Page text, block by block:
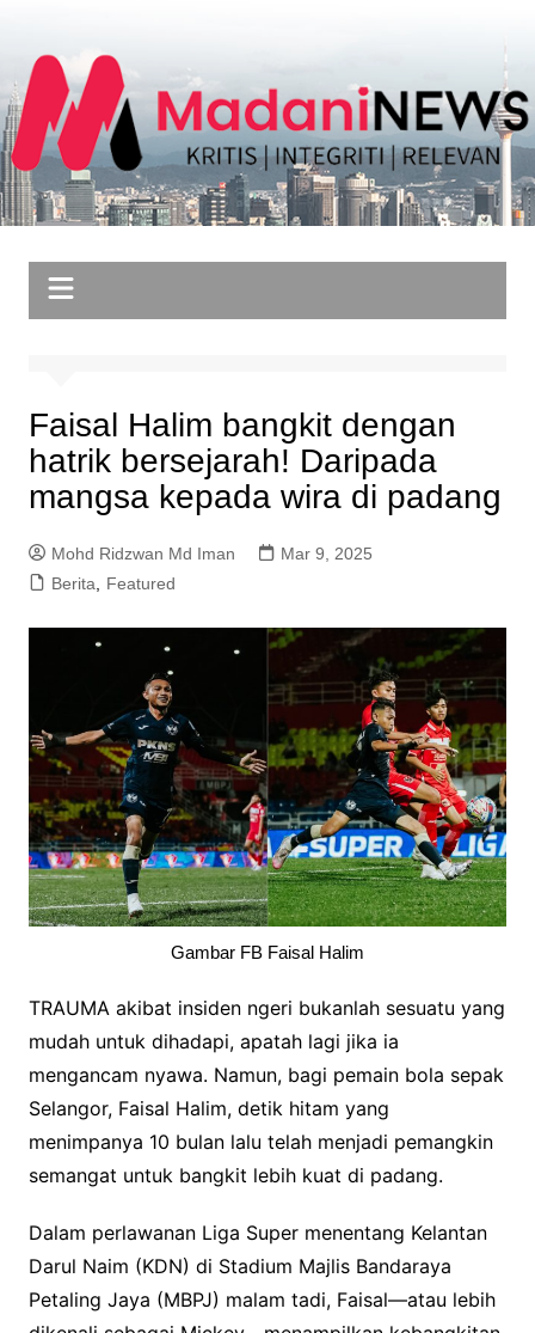
content
Faisal Halim bangkit dengan
hatrik bersejarah! Daripada
mangsa kepada wira di padang
Mohd Ridzwan Md Iman
Mar 9, 2025
Berita, Featured
Gambar FB Faisal Halim
TRAUMA akibat insiden ngeri bukanlah sesuatu yang
mudah untuk dihadapi, apatah lagi jika ia
mengancam nyawa. Namun, bagi pemain bola sepak
Selangor, Faisal Halim, detik hitam yang
menimpanya 10 bulan lalu telah menjadi pemangkin
semangat untuk bangkit lebih kuat di padang.
Dalam perlawanan Liga Super menentang Kelantan
Darul Naim (KDN) di Stadium Majlis Bandaraya
Petaling Jaya (MBPJ) malam tadi, Faisal—atau lebih